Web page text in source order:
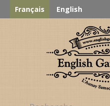
Français English